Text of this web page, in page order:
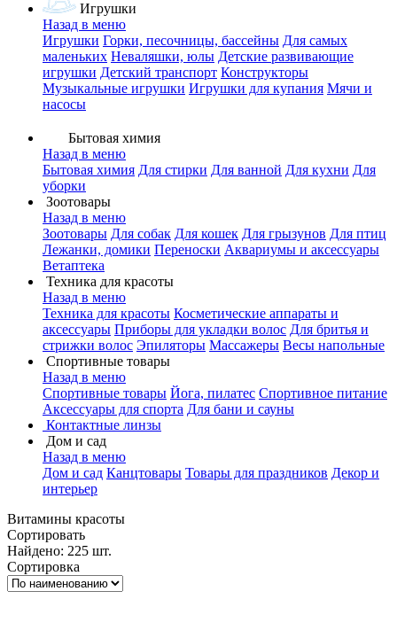
Игрушки
Назад в меню
Игрушки Горки, песочницы, бассейны Для самых
маленьких Неваляшки, юлы Детские развивающие
игрушки Детский транспорт Конструкторы
Музыкальные игрушки Игрушки для купания Мячи и
насосы
Бытовая химия
Назад в меню
Бытовая химия Для стирки Для ванной Для кухни Для
уборки
Зоотовары
Назад в меню
Зоотовары Для собак Для кошек Для грызунов Для птиц
Лежанки, домики Переноски Аквариумы и аксессуары
Ветаптека
Техника для красоты
Назад в меню
Техника для красоты Косметические аппараты и
аксессуары Приборы для укладки волос Для бритья и
стрижки волос Эпиляторы Массажеры Весы напольные
Спортивные товары
Назад в меню
Спортивные товары Йога, пилатес Спортивное питание
Аксессуары для спорта Для бани и сауны
Контактные линзы
Дом и сад
Назад в меню
Дом и сад Канцтовары Товары для праздников Декор и
интерьер
Витамины красоты
Сортировать
Найдено: 225 шт.
Сортировка